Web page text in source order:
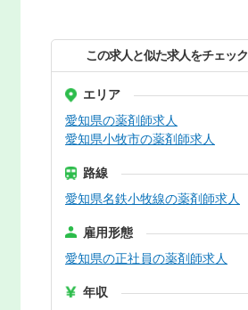
この求人と似た求人をチェック
エリア
愛知県の薬剤師求人
愛知県小牧市の薬剤師求人
路線
愛知県名鉄小牧線の薬剤師求人
雇用形態
愛知県の正社員の薬剤師求人
年収